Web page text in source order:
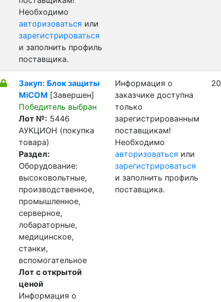
Необходимо
авторизоваться или
зарегистрироваться
и заполнить профиль
поставщика.
Закуп: Блок защиты
MiCOM [Завершен]
Победитель выбран
Лот №: 5446
АУКЦИОН (покупка
товара)
Раздел:
Оборудование:
высоковольтные,
производственное,
промышленное,
серверное,
лобараторные,
медицинское,
станки,
вспомогательное
Лот с открытой
ценой
Информация о
Информация о
заказчике доступна
только
зарегистрированным
поставщикам!
Необходимо
авторизоваться или
зарегистрироваться
и заполнить профиль
поставщика.